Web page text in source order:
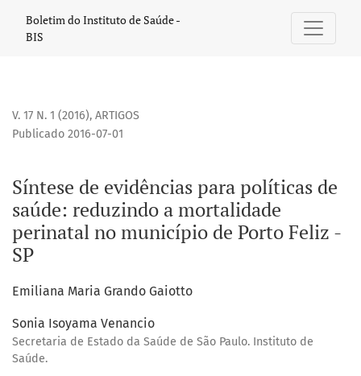
Boletim do Instituto de Saúde -
BIS
V. 17 N. 1 (2016), ARTIGOS
Síntese de evidências para políticas de
saúde: reduzindo a mortalidade
perinatal no município de Porto Feliz -
SP
Publicado 2016-07-01
Emiliana Maria Grando Gaiotto
Sonia Isoyama Venancio
Secretaria de Estado da Saúde de São Paulo. Instituto de
Saúde.